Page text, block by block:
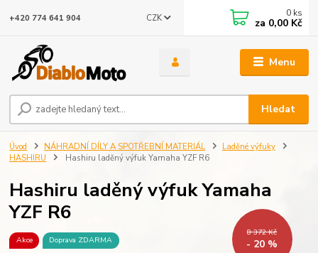
Menu
CZK
Hledat
+420 774 641 904 0 ks
za 0,00 Kč
Úvod NÁHRADNÍ DÍLY A SPOTŘEBNÍ MATERIÁL
Laděné výfuky
HASHIRU
Hashiru laděný výfuk Yamaha YZF R6
Hashiru laděný výfuk Yamaha
YZF R6
Akce Doprava ZDARMA
8 372 Kč
- 20 %